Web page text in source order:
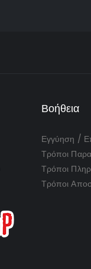
Βοήθεια
Εγγύηση /
Τρόποι
Τρόποι
Τρόποι